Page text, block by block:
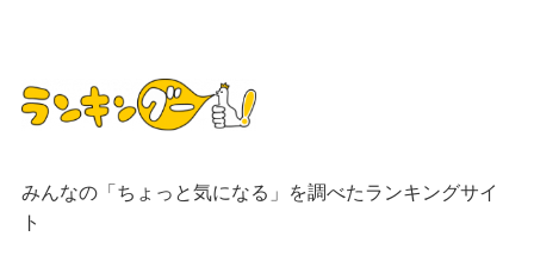
みんなの「ちょっと気になる」を調べたランキングサイ
ト